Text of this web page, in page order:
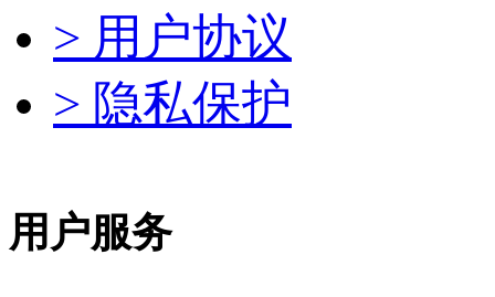
> 用户协议
> 隐私保护
用户服务